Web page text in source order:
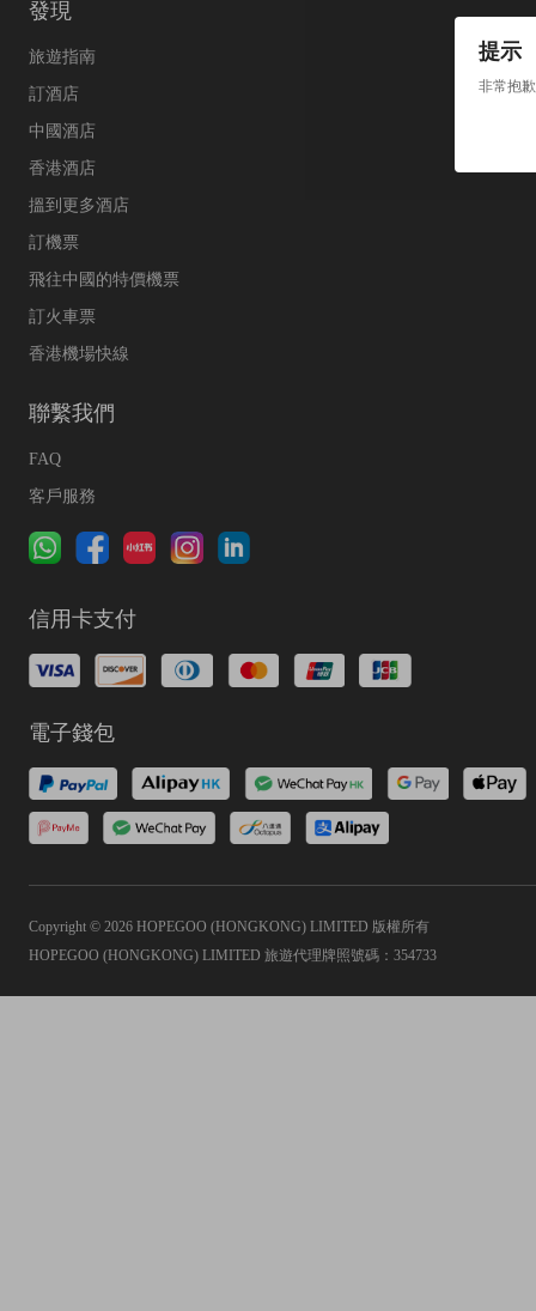
提示
非常抱
發現
旅遊指南
訂酒店
中國酒店
香港酒店
搵到更多酒店
訂機票
飛往中國的特價機票
訂火車票
香港機場快線
聯繫我們
FAQ
客戶服務
信用卡支付
電子錢包
Copyright © 2026 HOPEGOO (HONGKONG) LIMITED 版權所有
HOPEGOO (HONGKONG) LIMITED 旅遊代理牌照號碼：354733